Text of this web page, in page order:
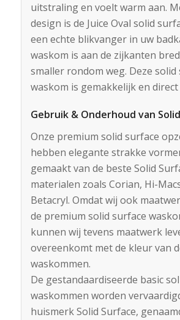
uitstraling en voelt warm aan.
design is de Juice Oval solid
een echte blikvanger in uw
waskom is aan de zijkanten
smaller rondom weg. Deze solid
waskom is gemakkelijk en
Gebruik & Onderhoud van
Onze premium solid surface
hebben elegante strakke
gemaakt van de beste Solid
materialen zoals Corian, Hi-
Betacryl. Omdat wij ook
de premium solid surface
kunnen wij tevens maatwerk
overeenkomt met de kleur van
waskommen.
De gestandaardiseerde basic
waskommen worden
huismerk Solid Surface,